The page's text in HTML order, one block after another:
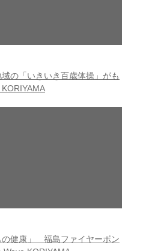
の「いきいき百歳体操」がも
の健康」 福島ファイヤーボン